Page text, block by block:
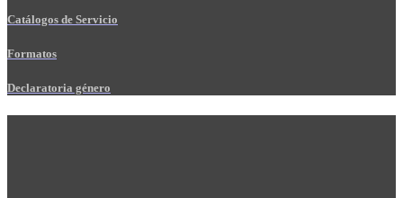
Catálogos de Servicio
Formatos
Declaratoria género